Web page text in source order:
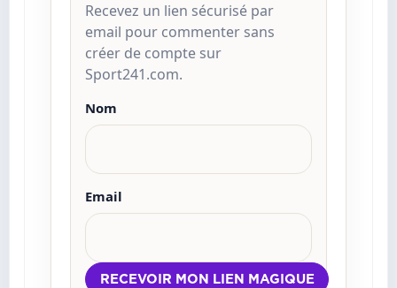
Recevez un lien sécurisé par
email pour commenter sans
créer de compte sur
Sport241.com.
Nom
Email